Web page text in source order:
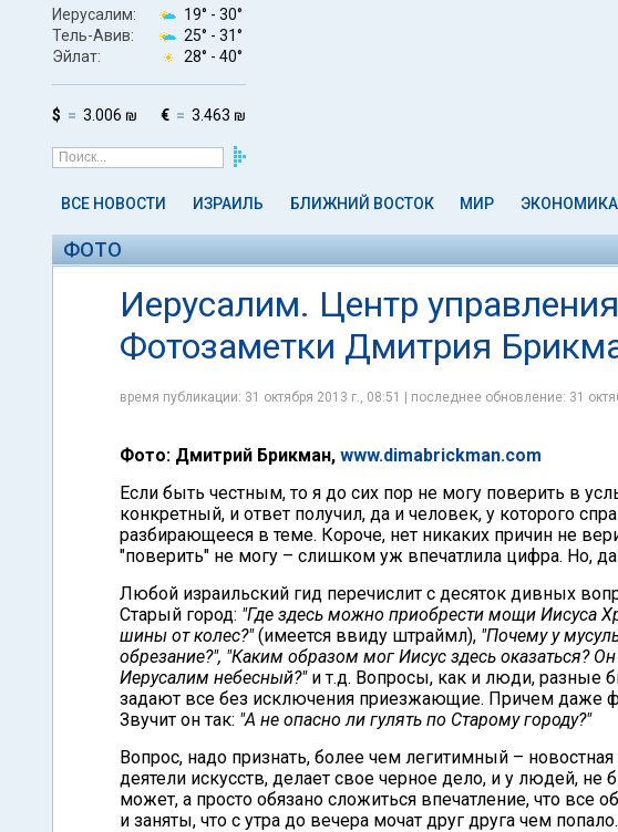
Иерусалим: 19° - 30°
Тель-Авив:
25° - 31°
Эйлат:
28° - 40°
$ 3.006 ₪ € 3.463 ₪
ВСЕ НОВОСТИ ИЗРАИЛЬ БЛИЖНИЙ ВОСТОК МИР ЭКОНОМИКА
ФОТО
Иерусалим. Центр
Фотозаметки Дмитрия
время публикации: 31 октября 2013 г., 08:51 | последнее обновление: 31
Фото: Дмитрий Брикман, www.dimabrickman.com
Если быть честным, то я до сих пор не могу поверить в
конкретный, и ответ получил, да и человек, у которого
разбирающееся в теме. Короче, нет никаких причин не
"поверить" не могу – слишком уж впечатлила цифра. Но,
Любой израильский гид перечислит с десяток дивных
Старый город: "Где здесь можно приобрести мощи Иисуса
шины от колес?"(имеется ввиду штраймл), "Почему у
обрезание?", "Каким образом мог Иисус здесь оказаться?
Иерусалим небесный?"и т.д. Вопросы, как и люди, разные
задают все без исключения приезжающие. Причем даже
Звучит он так: "А не опасно ли гулять по Старому городу?"
Вопрос, надо признать, более чем легитимный –
деятели искусств, делает свое черное дело, и у людей,
может, а просто обязано сложиться впечатление, что все
и заняты, что с утра до вечера мочат друг друга чем попало.